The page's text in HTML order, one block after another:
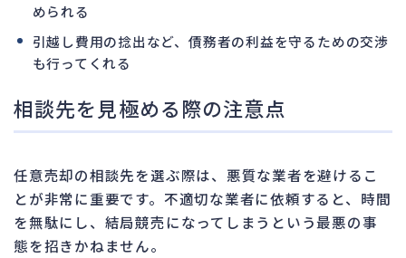
められる
引越し費用の捻出など、債務者の利益を守るための交渉
も行ってくれる
相談先を見極める際の注意点
任意売却の相談先を選ぶ際は、悪質な業者を避けるこ
とが非常に重要です。不適切な業者に依頼すると、時間
を無駄にし、結局競売になってしまうという最悪の事
態を招きかねません。